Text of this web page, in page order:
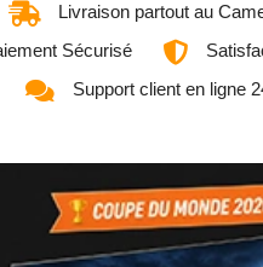
Livraison partout au
Sécurisé
Support client en ligne